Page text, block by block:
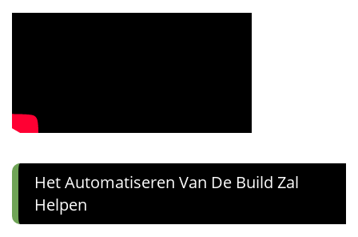
Het Automatiseren Van De Build Zal
Helpen